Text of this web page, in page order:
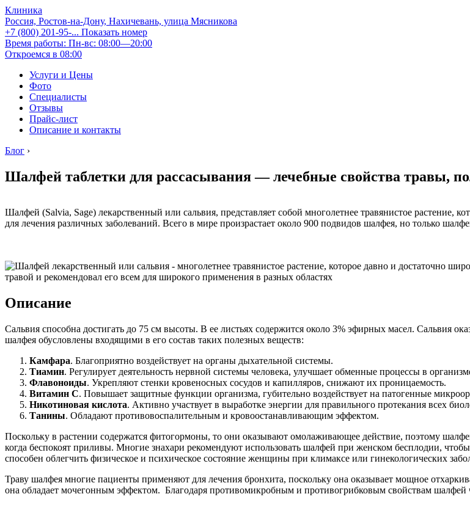
Клиника
Россия, Ростов-на-Дону, Нахичевань, улица Мясникова
+7 (800) 201-95-... Показать номер
Время работы: Пн-вс: 08:00—20:00
Откроемся в 08:00
Услуги и Цены
Фото
Специалисты
Отзывы
Прайс-лист
Описание и контакты
Блог ›
Шалфей таблетки для рассасывания — лечебные свойства травы,
Шалфей (Salvia, Sage) лекарственный или сальвия, представляет собой многолетнее травянистое растение,
для лечения различных заболеваний. Всего в мире произрастает около 900 подвидов шалфея, но только
Описание
Сальвия способна достигать до 75 см высоты. В ее листьях содержится около 3% эфирных масел. Сальвия
шалфея обусловлены входящими в его состав таких полезных веществ:
Камфара. Благоприятно воздействует на органы дыхательной системы.
Тиамин. Регулирует деятельность нервной системы человека, улучшает обменные процессы в
Флавоноиды. Укрепляют стенки кровеносных сосудов и капилляров, снижают их проницаемость.
Витамин C. Повышает защитные функции организма, губительно воздействует на патогенные
Никотиновая кислота. Активно участвует в выработке энергии для правильного протекания всех
Танины. Обладают противовоспалительным и кровоостанавливающим эффектом.
Поскольку в растении содержатся фитогормоны, то они оказывают омолаживающее действие, поэтому
когда беспокоят приливы. Многие знахари рекомендуют использовать шалфей при женском бесплодии,
способен облегчить физическое и психическое состояние женщины при климаксе или гинекологических
Траву шалфея многие пациенты применяют для лечения бронхита, поскольку она оказывает мощное
она обладает мочегонным эффектом. Благодаря противомикробным и противогрибковым свойствам шалфей